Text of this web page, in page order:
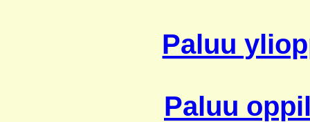
Paluu
Paluu